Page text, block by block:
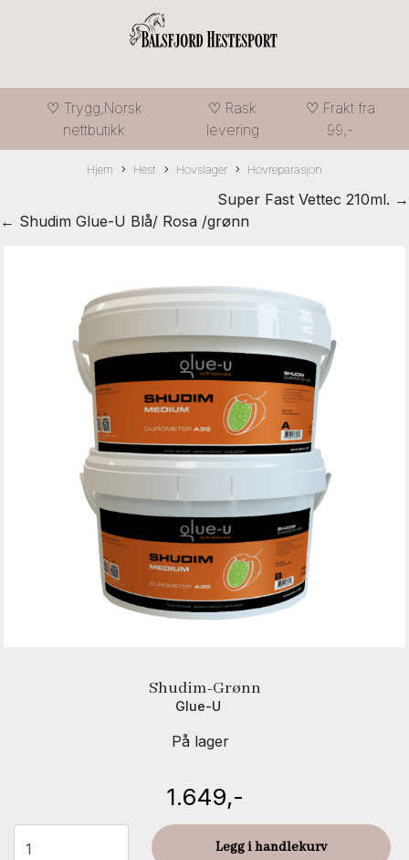
♡ Trygg,Norsk
nettbutikk
♡ Rask
levering
♡ Frakt fra
99,-
Hjem Hest Hovslager Hovreparasjon
Super Fast Vettec 210ml. →
← Shudim Glue-U Blå/ Rosa /grønn
Shudim-Grønn
Glue-U
På lager
1.649,-
Legg i handlekurv